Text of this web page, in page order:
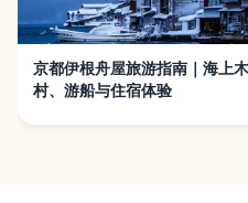
京都伊根舟屋旅游指南｜海上
村、游船与住宿体验